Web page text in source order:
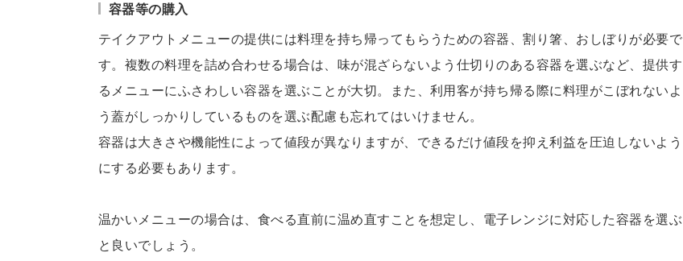
容器等の購入
テイクアウトメニューの提供には料理を持ち帰ってもらうための容器、割り箸、おしぼりが必要で
す。複数の料理を詰め合わせる場合は、味が混ざらないよう仕切りのある容器を選ぶなど、提供す
るメニューにふさわしい容器を選ぶことが大切。また、利用客が持ち帰る際に料理がこぼれないよ
う蓋がしっかりしているものを選ぶ配慮も忘れてはいけません。
容器は大きさや機能性によって値段が異なりますが、できるだけ値段を抑え利益を圧迫しないよう
にする必要もあります。
温かいメニューの場合は、食べる直前に温め直すことを想定し、電子レンジに対応した容器を選ぶ
と良いでしょう。